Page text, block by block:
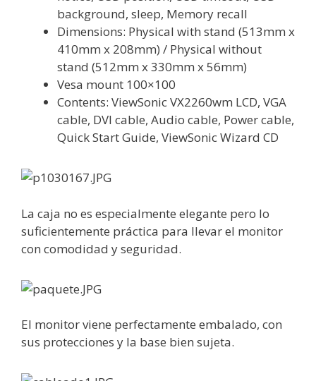
background, sleep, Memory recall
Dimensions: Physical with stand (513mm x
410mm x 208mm) / Physical without
stand (512mm x 330mm x 56mm)
Vesa mount 100×100
Contents: ViewSonic VX2260wm LCD, VGA
cable, DVI cable, Audio cable, Power cable,
Quick Start Guide, ViewSonic Wizard CD
La caja no es especialmente elegante pero lo
suficientemente práctica para llevar el monitor
con comodidad y seguridad.
El monitor viene perfectamente embalado, con
sus protecciones y la base bien sujeta.